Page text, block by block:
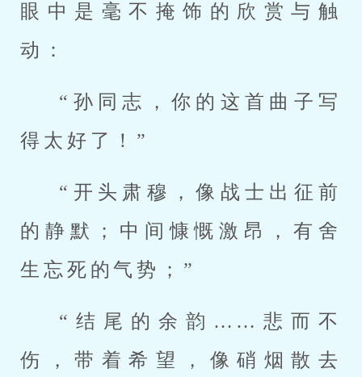
眼中是毫不掩饰的欣赏与触
动：
“孙同志，你的这首曲子写
得太好了！”
“开头肃穆，像战士出征前
的静默；中间慷慨激昂，有舍
生忘死的气势；”
“结尾的余韵……悲而不
伤，带着希望，像硝烟散去